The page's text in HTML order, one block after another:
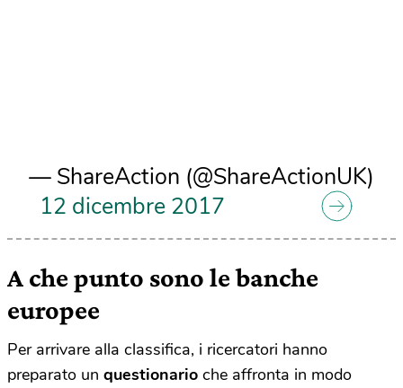
— ShareAction (@ShareActionUK)
12 dicembre 2017
A che punto sono le banche
europee
Per arrivare alla classifica, i ricercatori hanno
preparato un questionario che affronta in modo